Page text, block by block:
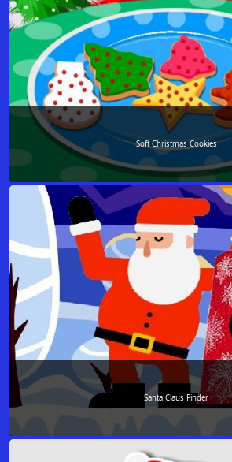
Soft Christmas Cookies
Santa Claus Finder